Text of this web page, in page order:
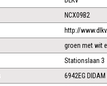
NCX09B2
http://
groen met wit
Stationslaan 3
6942EG DIDAM